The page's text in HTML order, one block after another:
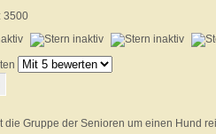
3500
die Gruppe der Senioren um einen Hund